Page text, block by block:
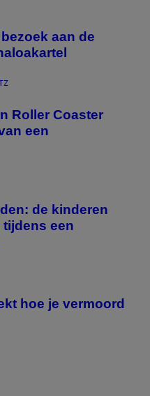
aan de
Roller Coaster
een
de kinderen
tijdens een
hoe je vermoord